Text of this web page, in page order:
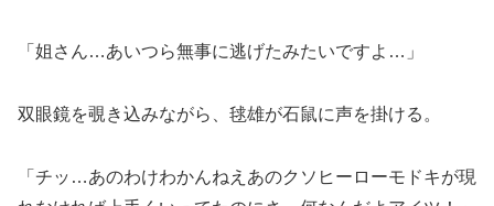
「姐さん…あいつら無事に逃げたみたいですよ…」
双眼鏡を覗き込みながら、毬雄が石鼠に声を掛ける。
「チッ…あのわけわかんねえあのクソヒーローモドキが現